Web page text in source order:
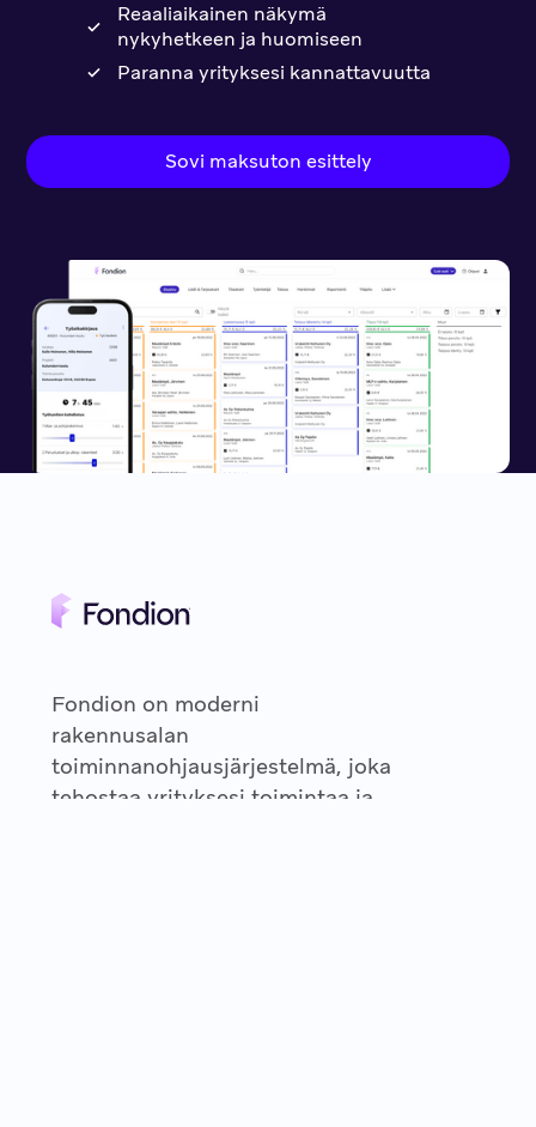
Reaaliaikainen näkymä
nykyhetkeen ja huomiseen
Paranna yrityksesi kannattavuutta
Sovi maksuton esittely
Fondion on moderni
rakennusalan
toiminnanohjausjärjestelmä, joka
tehostaa yrityksesi toimintaa ja